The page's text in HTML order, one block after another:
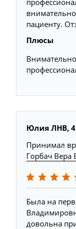
пациенту.
Плюсы
Юлия ЛНВ,
Принимал
Горбач
Была на
довольна